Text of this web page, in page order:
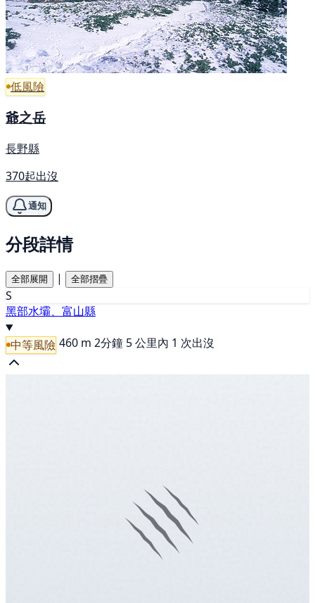
低風險
爺之岳
長野縣
370起出沒
通知
分段詳情
全部展開 | 全部摺疊
S
黑部水壩、富山縣
中等風險 460 m 2分鐘 5 公里內 1 次出沒